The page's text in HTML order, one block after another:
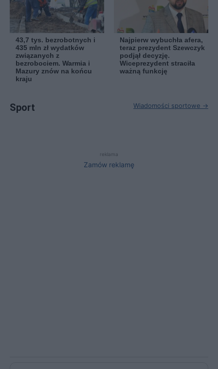
43,7 tys. bezrobotnych i
435 mln zł wydatków
związanych z
bezrobociem. Warmia i
Mazury znów na końcu
kraju
Najpierw wybuchła afera,
teraz prezydent Szewczyk
podjął decyzję.
Wiceprezydent straciła
ważną funkcję
Sport Wiadomości sportowe →
reklama
Zamów reklamę